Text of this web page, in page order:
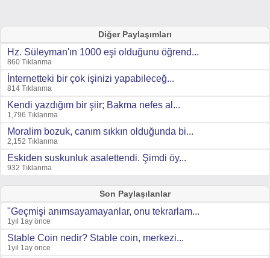
Diğer Paylaşımları
Hz. Süleyman'ın 1000 eşi olduğunu öğrend...
860 Tıklanma
İnternetteki bir çok işinizi yapabileceğ...
814 Tıklanma
Kendi yazdığım bir şiir; Bakma nefes al...
1,796 Tıklanma
Moralim bozuk, canım sıkkın olduğunda bi...
2,152 Tıklanma
Eskiden suskunluk asalettendi. Şimdi öy...
932 Tıklanma
Son Paylaşılanlar
"Geçmişi anımsayamayanlar, onu tekrarlam...
1yıl 1ay önce
Stable Coin nedir? Stable coin, merkezi...
1yıl 1ay önce